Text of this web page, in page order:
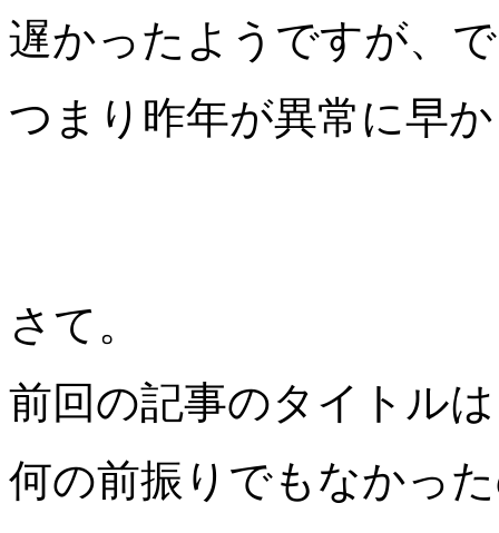
遅かったようですが、
つまり昨年が異常に早
さて。
前回の記事のタイトルは
何の前振りでもなかっ